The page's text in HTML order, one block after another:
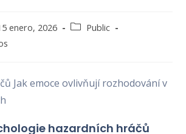
enero, 2026
Categoría
Public
Jak emoce ovlivňují rozhodování v
hazardních hráčů